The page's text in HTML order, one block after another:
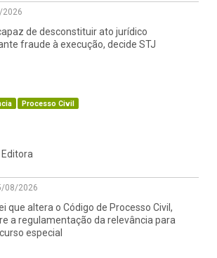
2026
de desconstituir ato jurídico
fraude à execução, decide STJ
Processo Civil
08/2026
que altera o Código de Processo Civil,
a regulamentação da relevância para
especial